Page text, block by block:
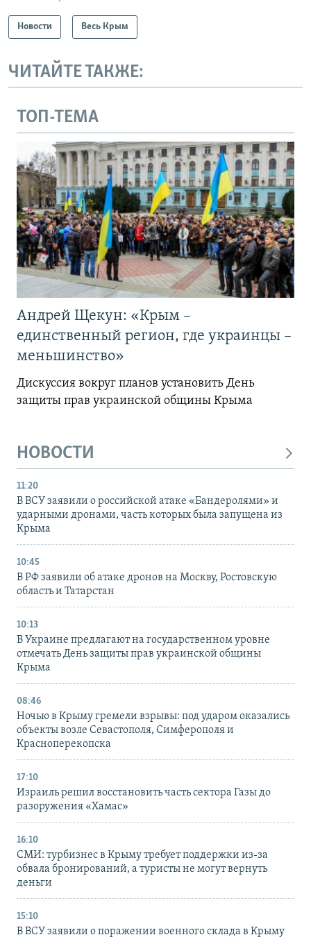
Новости Весь Крым
ЧИТАЙТЕ ТАКЖЕ:
ТОП-ТЕМА
Андрей Щекун: «Крым –
единственный регион, где украинцы –
меньшинство»
Дискуссия вокруг планов установить День
защиты прав украинской общины Крыма
НОВОСТИ
11:20
В ВСУ заявили о российской атаке «Бандеролями» и
ударными дронами, часть которых была запущена из
Крыма
10:45
В РФ заявили об атаке дронов на Москву, Ростовскую
область и Татарстан
10:13
В Украине предлагают на государственном уровне
отмечать День защиты прав украинской общины
Крыма
08:46
Ночью в Крыму гремели взрывы: под ударом оказались
объекты возле Севастополя, Симферополя и
Красноперекопска
17:10
Израиль решил восстановить часть сектора Газы до
разоружения «Хамас»
16:10
СМИ: турбизнес в Крыму требует поддержки из-за
обвала бронирований, а туристы не могут вернуть
деньги
15:10
В ВСУ заявили о поражении военного склада в Крыму